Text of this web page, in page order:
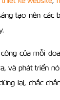
tạo nên các
của mỗi
và phát triển
lạị, chắc